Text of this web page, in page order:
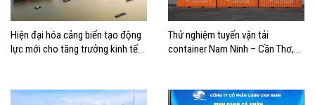
Hiện đại hóa cảng biển tạo động
lực mới cho tăng trưởng kinh tế
Thử nghiệm tuyến vận tải
container Nam Ninh – Cần Thơ,